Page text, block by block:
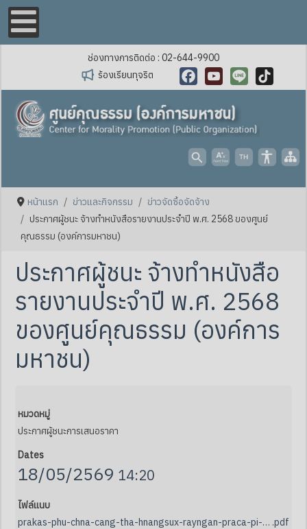
ช่องทางการติดต่อ : 02-644-9900
ร้องเรียนทุจริต
Facebook
YouTube
Line TikTok
หน้าแรก ข่าวและกิจกรรม
ข่าวจัดซื้อจัดจ้าง
ประกาศผู้ชนะ จ้างทำหนังสือรายงานประจำปี พ.ศ. 2568 ของศูนย์
คุณธรรม (องค์การมหาชน)
ประกาศผู้ชนะ จ้างทำหนังสือ
รายงานประจำปี พ.ศ. 2568
ของศูนย์คุณธรรม (องค์การ
มหาชน)
หมวดหมู่
ประกาศผู้ชนะการเสนอราคา
Dates
18/05/2569 14:20
ไฟล์แนบ
prakas-phu-chna-cang-tha-hnangsux-rayngan-praca-pi-ph-s-2568-khxng-suny-khunthrrm-xngkhkar-mhachn .pdf